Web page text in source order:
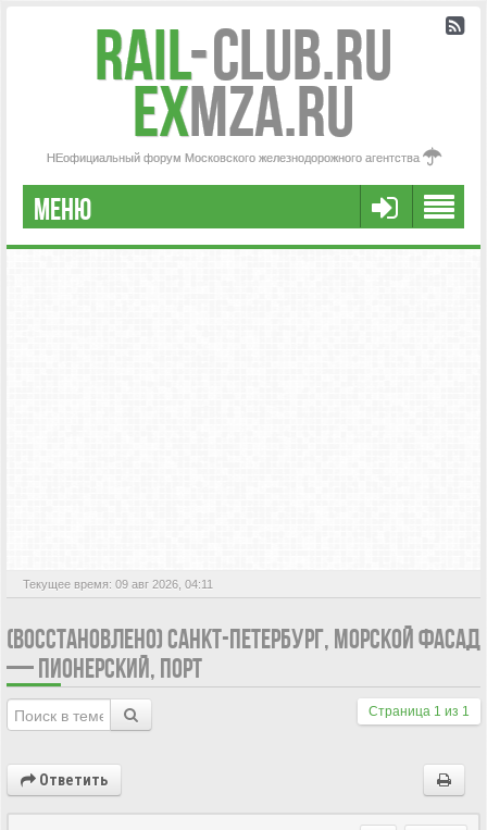
Rail-Club.RU
exMZA.RU
НЕофициальный форум Московского железнодорожного агентства
МЕНЮ
РЕГИСТРАЦИЯ
Текущее время: 09 авг 2026, 04:11
(ВОССТАНОВЛЕНО) САНКТ-ПЕТЕРБУРГ, МОРСКОЙ ФАСАД
— ПИОНЕРСКИЙ, ПОРТ
Страница 1 из 1
Ответить